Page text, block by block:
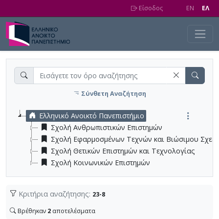
Είσοδος EN EΛ
Σύνθετη Αναζήτηση
Ελληνικό Ανοικτό Πανεπιστήμιο
Σχολή Ανθρωπιστικών Επιστημών
Σχολή Εφαρμοσμένων Τεχνών και Βιώσιμου
Σχολή Θετικών Επιστημών και Τεχνολογίας
Σχολή Κοινωνικών Επιστημών
Κριτήρια αναζήτησης: 23-8
Βρέθηκαν 2 αποτελέσματα